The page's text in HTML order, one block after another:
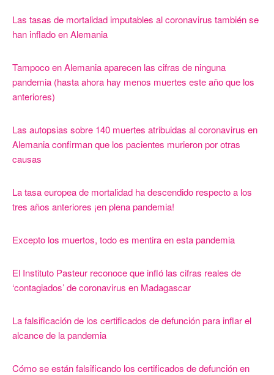
Las tasas de mortalidad imputables al coronavirus también se
han inflado en Alemania
Tampoco en Alemania aparecen las cifras de ninguna
pandemia (hasta ahora hay menos muertes este año que los
anteriores)
Las autopsias sobre 140 muertes atribuidas al coronavirus en
Alemania confirman que los pacientes murieron por otras
causas
La tasa europea de mortalidad ha descendido respecto a los
tres años anteriores ¡en plena pandemia!
Excepto los muertos, todo es mentira en esta pandemia
El Instituto Pasteur reconoce que infló las cifras reales de
‘contagiados’ de coronavirus en Madagascar
La falsificación de los certificados de defunción para inflar el
alcance de la pandemia
Cómo se están falsificando los certificados de defunción en